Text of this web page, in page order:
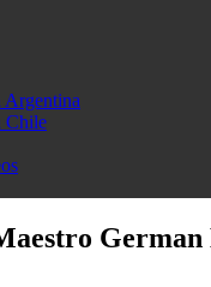
Argentina
Chile
German